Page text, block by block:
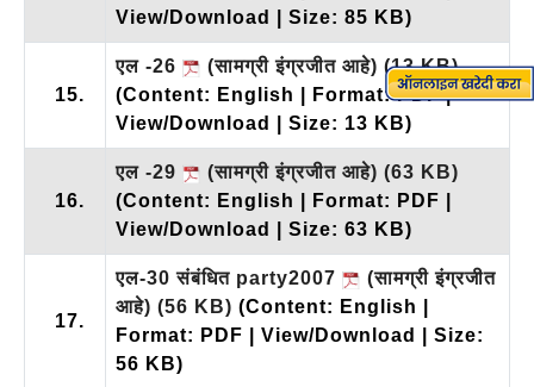
View/Download | Size: 85 KB)
15.
एल -26 (सामग्री इंग्रजीत आहे) (13 KB)
(Content: English | Format: PDF |
View/Download | Size: 13 KB)
16.
एल -29 (सामग्री इंग्रजीत आहे) (63 KB)
(Content: English | Format: PDF |
View/Download | Size: 63 KB)
17.
एल-30 संबंधित party2007
(सामग्री इंग्रजीत
आहे) (56 KB) (Content: English |
Format: PDF | View/Download | Size:
56 KB)